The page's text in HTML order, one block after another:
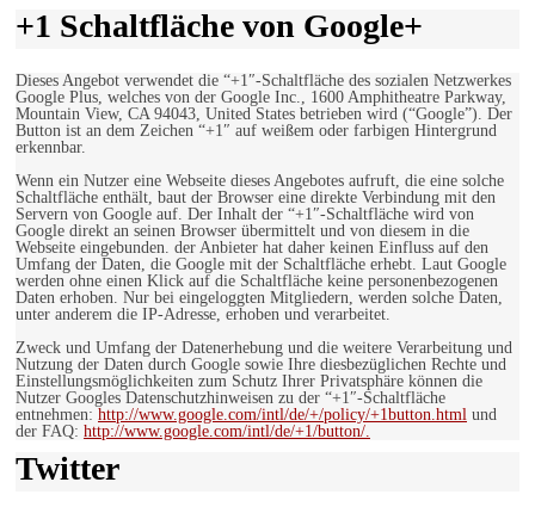
+1 Schaltfläche von Google+
Dieses Angebot verwendet die “+1″-Schaltfläche des sozialen Netzwerkes
Google Plus, welches von der Google Inc., 1600 Amphitheatre Parkway,
Mountain View, CA 94043, United States betrieben wird (“Google”). Der
Button ist an dem Zeichen “+1″ auf weißem oder farbigen Hintergrund
erkennbar.
Wenn ein Nutzer eine Webseite dieses Angebotes aufruft, die eine solche
Schaltfläche enthält, baut der Browser eine direkte Verbindung mit den
Servern von Google auf. Der Inhalt der “+1″-Schaltfläche wird von
Google direkt an seinen Browser übermittelt und von diesem in die
Webseite eingebunden. der Anbieter hat daher keinen Einfluss auf den
Umfang der Daten, die Google mit der Schaltfläche erhebt. Laut Google
werden ohne einen Klick auf die Schaltfläche keine personenbezogenen
Daten erhoben. Nur bei eingeloggten Mitgliedern, werden solche Daten,
unter anderem die IP-Adresse, erhoben und verarbeitet.
Zweck und Umfang der Datenerhebung und die weitere Verarbeitung und
Nutzung der Daten durch Google sowie Ihre diesbezüglichen Rechte und
Einstellungsmöglichkeiten zum Schutz Ihrer Privatsphäre können die
Nutzer Googles Datenschutzhinweisen zu der “+1″-Schaltfläche
entnehmen: http://www.google.com/intl/de/+/policy/+1button.html und
der FAQ: http://www.google.com/intl/de/+1/button/.
Twitter